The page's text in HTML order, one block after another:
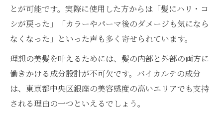
とが可能です。実際に使用した方からは「髪にハリ・コ
シが戻った」「カラーやパーマ後のダメージも気になら
なくなった」といった声も多く寄せられています。
理想の美髪を叶えるためには、髪の内部と外部の両方に
働きかける成分設計が不可欠です。バイカルテの成分
は、東京都中央区銀座の美容感度の高いエリアでも支持
される理由の一つといえるでしょう。